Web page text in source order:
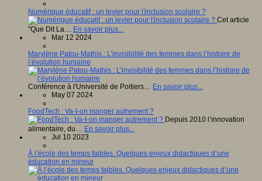
Numérique éducatif : un levier pour l'inclusion scolaire ?
Cet article
"Que Dit La… En savoir plus...
Mar 12 2024
Marylène Patou-Mathis : L’invisibilité des femmes dans l’histoire de
l’évolution humaine
Conférence à l'Université de Poitiers… En savoir plus...
May 07 2024
FoodTech : Va-t-on manger autrement ?
Depuis 2010 l’innovation
alimentaire, du… En savoir plus...
Jul 10 2023
À l’école des temps faibles. Quelques enjeux didactiques d’une
éducation en mineur